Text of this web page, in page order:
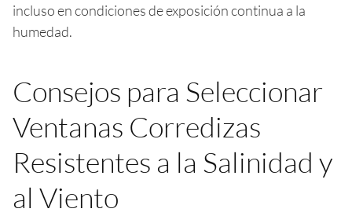
incluso en condiciones de exposición continua a la
humedad.
Consejos para Seleccionar
Ventanas Corredizas
Resistentes a la Salinidad y
al Viento